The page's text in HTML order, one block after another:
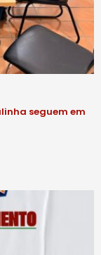
seguem em